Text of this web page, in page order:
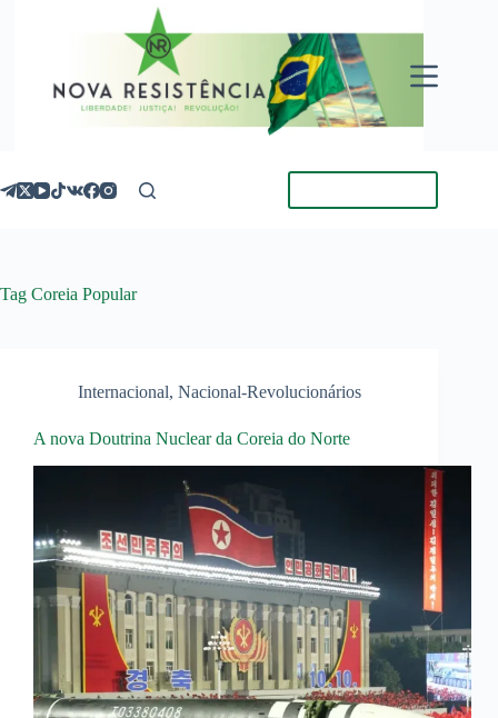
Tag Coreia Popular
Internacional, Nacional-Revolucionários
A nova Doutrina Nuclear da Coreia do Norte